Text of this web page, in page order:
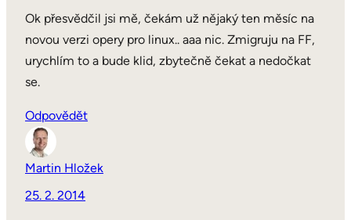
Ok přesvědčil jsi mě, čekám už nějaký ten měsíc na
novou verzi opery pro linux.. aaa nic. Zmigruju na FF,
urychlím to a bude klid, zbytečně čekat a nedočkat
se.
Odpovědět
Martin Hložek
25. 2. 2014